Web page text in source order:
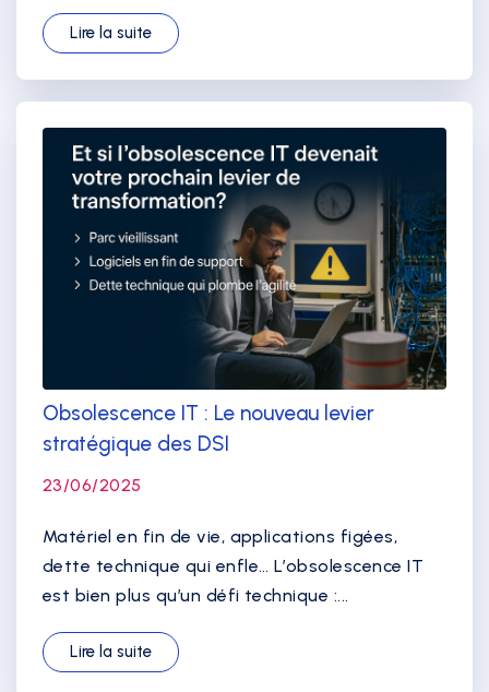
Lire la suite
Obsolescence IT : Le nouveau levier
stratégique des DSI
23/06/2025
Matériel en fin de vie, applications figées,
dette technique qui enfle… L’obsolescence IT
est bien plus qu’un défi technique :...
Lire la suite